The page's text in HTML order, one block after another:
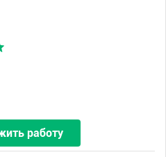
работу